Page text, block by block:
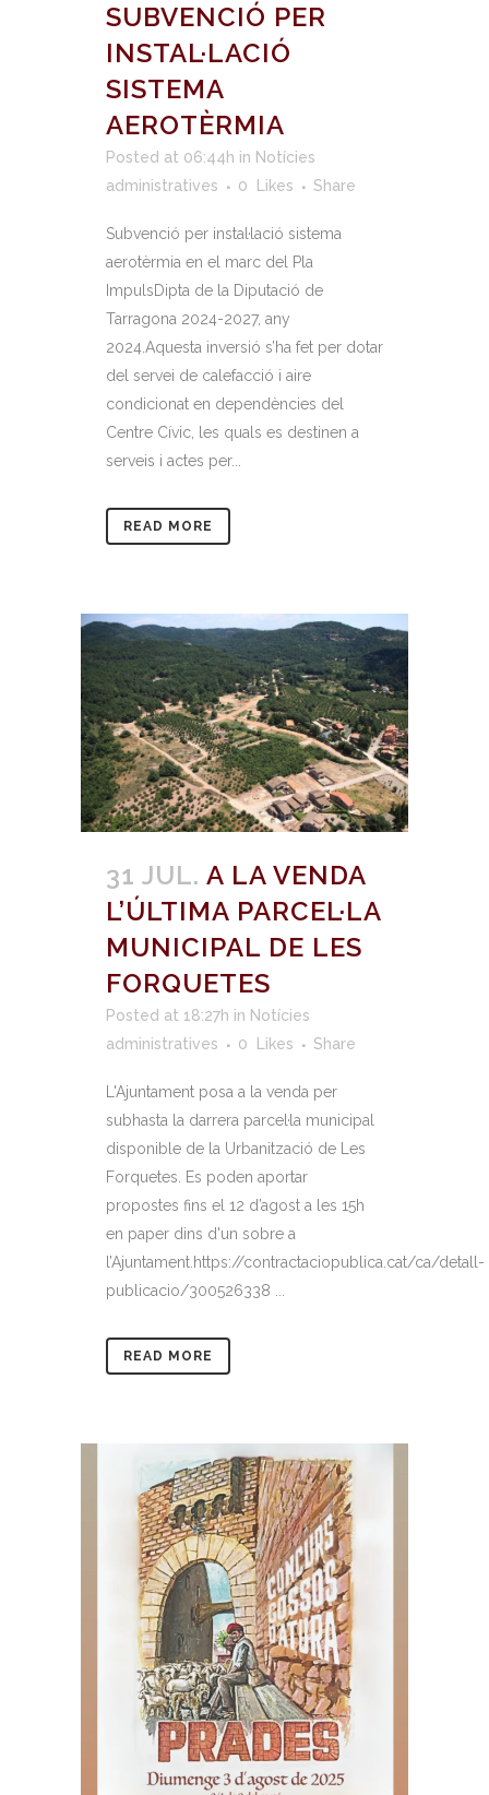
SUBVENCIÓ PER
INSTAL·LACIÓ
SISTEMA
AEROTÈRMIA
Posted at 06:44h in Notícies
administratives
0 Likes Share
Subvenció per instal·lació sistema
aerotèrmia en el marc del Pla
ImpulsDipta de la Diputació de
Tarragona 2024-2027, any
2024.Aquesta inversió s’ha fet per dotar
del servei de calefacció i aire
condicionat en dependències del
Centre Cívic, les quals es destinen a
serveis i actes per...
READ MORE
31 JUL. A LA VENDA
L’ÚLTIMA PARCEL·LA
MUNICIPAL DE LES
FORQUETES
Posted at 18:27h in Notícies
administratives
0 Likes Share
L'Ajuntament posa a la venda per
subhasta la darrera parcel·la municipal
disponible de la Urbanització de Les
Forquetes. Es poden aportar
propostes fins el 12 d’agost a les 15h
en paper dins d'un sobre a
l’Ajuntament.https://contractaciopublica.cat/ca/detall-
publicacio/300526338 ...
READ MORE